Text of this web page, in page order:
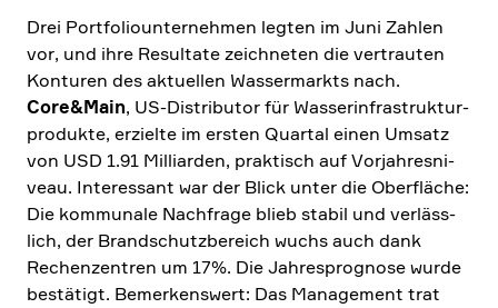
Drei Portfo­lio­un­ter­nehmen legten im Juni Zahlen
vor, und ihre Resul­tate zeich­neten die vertrauten
Konturen des aktuellen Wasser­markts nach.
Core&Main, US-Distri­butor für Wasser­in­fra­struk­tur­
pro­dukte, erzielte im ersten Quartal einen Umsatz
von USD 1.91 Milli­arden, praktisch auf Vorjah­res­ni­
veau. Inter­es­sant war der Blick unter die Oberfläche:
Die kommu­nale Nachfrage blieb stabil und verläss­
lich, der Brand­schutz­be­reich wuchs auch dank
Rechen­zen­tren um 17%. Die Jahres­pro­gnose wurde
bestä­tigt. Bemer­kens­wert: Das Manage­ment trat